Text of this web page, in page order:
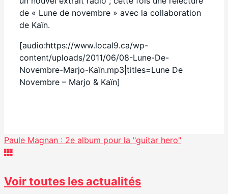
de « Lune de novembre » avec la collaboration
de Kaïn.
[audio:https://www.local9.ca/wp-
content/uploads/2011/06/08-Lune-De-
Novembre-Marjo-Kaïn.mp3|titles=Lune De
Novembre – Marjo & Kaïn]
Paule Magnan : 2e album pour la "guitar hero"
Voir toutes les actualités